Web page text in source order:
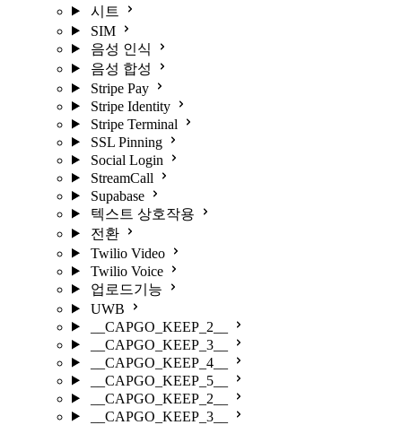
시트
SIM
음성 인식
음성 합성
Stripe Pay
Stripe Identity
Stripe Terminal
SSL Pinning
Social Login
StreamCall
Supabase
텍스트 상호작용
전환
Twilio Video
Twilio Voice
업로드기능
UWB
__CAPGO_KEEP_2__
__CAPGO_KEEP_3__
__CAPGO_KEEP_4__
__CAPGO_KEEP_5__
__CAPGO_KEEP_2__
__CAPGO_KEEP_3__